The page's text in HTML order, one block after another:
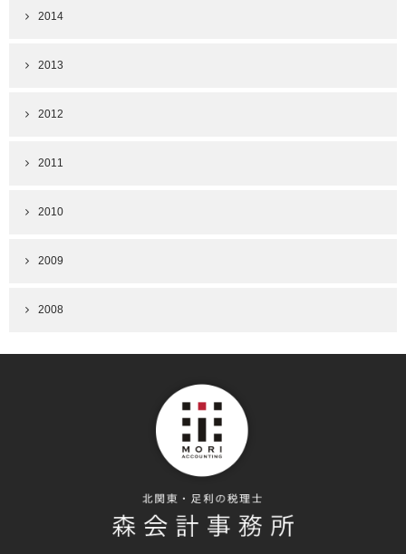
2014
2013
2012
2011
2010
2009
2008